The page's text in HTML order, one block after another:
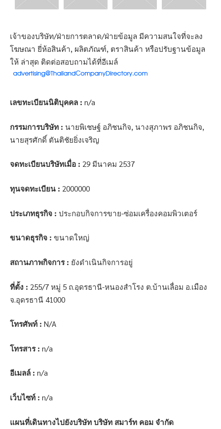
เจ้าของบริษัท/ฝ่ายการตลาด/ฝ่ายข้อมูล มีความสนใจที่จะลง
โฆษณา ยี่ห้อสินค้า, ผลิตภัณฑ์, ตราสินค้า หรือปรับฐานข้อมูล
ให้ ล่าสุด ติดต่อสอบถามได้ที่อีเมล์
เลขทะเบียนนิติบุคคล : n/a
กรรมการบริษัท : นายพิเชษฐ์ อภิชนกิจ, นางสุภาพร อภิชนกิจ,
นายสุรศักดิ์ ตันติชัยยิ่งเจริญ
จดทะเบียนบริษัทเมื่อ : 29 มีนาคม 2537
ทุนจดทะเบียน : 2000000
ประเภทธุรกิจ : ประกอบกิจการขาย-ซ่อมเครื่องคอมพิวเตอร์
ขนาดธุรกิจ : ขนาดใหญ่
สถานภาพกิจการ : ยังดำเนินกิจการอยู่
ที่ตั้ง : 255/7 หมู่ 5 ถ.อุดรธานี-หนองสำโรง ต.บ้านเลื่อม อ.เมือง
จ.อุดรธานี 41000
โทรศัพท์ : N/A
โทรสาร : n/a
อีเมลล์ : n/a
เว็บไซท์ : n/a
แผนที่เดินทางไปยังบริษัท บริษัท สมาร์ท คอม จำกัด